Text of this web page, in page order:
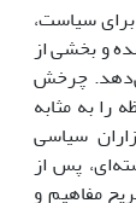
سیاست،
و بخشی از
چرخش
به مثابه
سیاسی
پس از
مفاهیم و